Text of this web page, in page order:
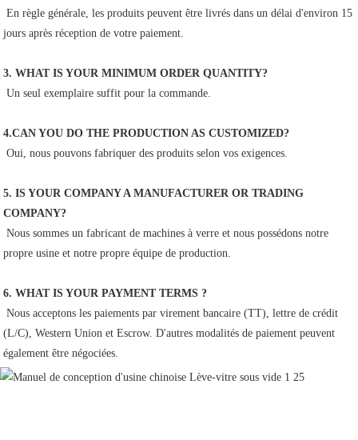
jours après réception de votre paiement.
3. WHAT IS YOUR MINIMUM ORDER QUANTITY?
Un seul exemplaire suffit pour la commande.
4.CAN YOU DO THE PRODUCTION AS CUSTOMIZED?
Oui, nous pouvons fabriquer des produits selon vos exigences.
5. IS YOUR COMPANY A MANUFACTURER OR TRADING
COMPANY?
propre usine et notre propre équipe de production.
6. WHAT IS YOUR PAYMENT TERMS ?
(L/C), Western Union et Escrow. D'autres modalités de paiement peuvent
également être négociées.